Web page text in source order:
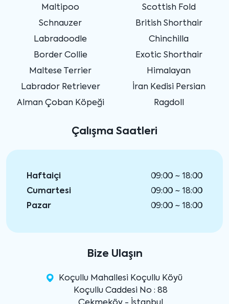
Maltipoo
Schnauzer
Labradoodle
Border Collie
Maltese Terrier
Labrador Retriever
Alman Çoban Köpeği
Scottish Fold
British Shorthair
Chinchilla
Exotic Shorthair
Himalayan
İran Kedisi Persian
Ragdoll
Çalışma Saatleri
Haftaiçi
09:00 ~ 18:00
Cumartesi
09:00 ~ 18:00
Pazar
09:00 ~ 18:00
Bize Ulaşın
Koçullu Mahallesi Koçullu Köyü
Koçullu Caddesi No : 88